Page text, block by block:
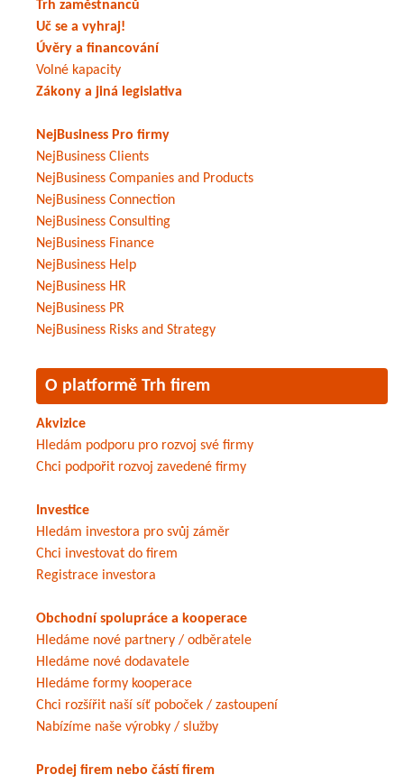
Trh zaměstnanců
Uč se a vyhraj!
Úvěry a financování
Volné kapacity
Zákony a jiná legislativa
NejBusiness Pro firmy
NejBusiness Clients
NejBusiness Companies and Products
NejBusiness Connection
NejBusiness Consulting
NejBusiness Finance
NejBusiness Help
NejBusiness HR
NejBusiness PR
NejBusiness Risks and Strategy
O platformě Trh firem
Akvizice
Hledám podporu pro rozvoj své firmy
Chci podpořit rozvoj zavedené firmy
Investice
Hledám investora pro svůj záměr
Chci investovat do firem
Registrace investora
Obchodní spolupráce a kooperace
Hledáme nové partnery / odběratele
Hledáme nové dodavatele
Hledáme formy kooperace
Chci rozšířit naší síť poboček / zastoupení
Nabízíme naše výrobky / služby
Prodej firem nebo částí firem